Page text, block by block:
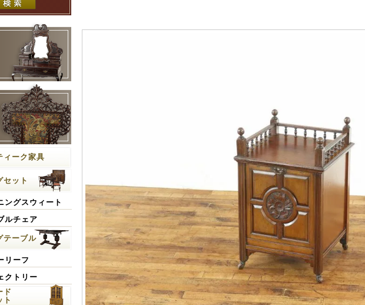
ィーク家具
セット
ングスウィート
ルチェア
テーブル
リーフ
クトリー
ド
ト